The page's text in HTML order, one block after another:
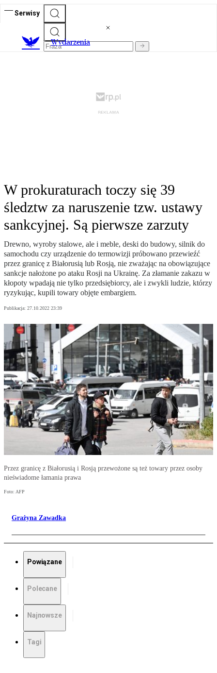
Serwisy
Wydarzenia
W prokuraturach toczy się 39
śledztw za naruszenie tzw. ustawy
sankcyjnej. Są pierwsze zarzuty
Drewno, wyroby stalowe, ale i meble, deski do budowy, silnik do
samochodu czy urządzenie do termowizji próbowano przewieźć
przez granicę z Białorusią lub Rosją, nie zważając na obowiązujące
sankcje nałożone po ataku Rosji na Ukrainę. Za złamanie zakazu w
kłopoty wpadają nie tylko przedsiębiorcy, ale i zwykli ludzie, którzy
ryzykując, kupili towary objęte embargiem.
Publikacja: 27.10.2022 23:39
Przez granicę z Białorusią i Rosją przewożone są też towary przez osoby
nieświadome łamania prawa
Foto: AFP
Grażyna Zawadka
Powiązane
Polecane
Najnowsze
Tagi